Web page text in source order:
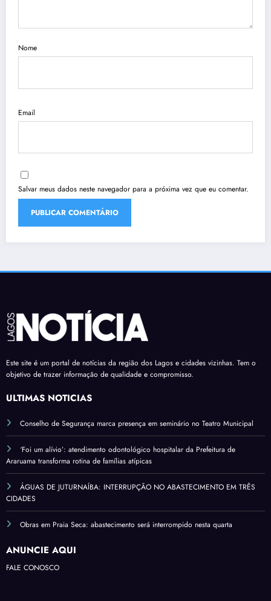
Nome
Email
Salvar meus dados neste navegador para a próxima vez que eu comentar.
Este site é um portal de notícias da região dos Lagos e cidades vizinhas. Tem o
objetivo de trazer informação de qualidade e compromisso.
ÚLTIMAS NOTÍCIAS
Conselho de Segurança marca presença em seminário no Teatro Municipal
‘Foi um alívio’: atendimento odontológico hospitalar da Prefeitura de
Araruama transforma rotina de famílias atípicas
ÁGUAS DE JUTURNAÍBA: INTERRUPÇÃO NO ABASTECIMENTO EM TRÊS
CIDADES
Obras em Praia Seca: abastecimento será interrompido nesta quarta
ANUNCIE AQUI
FALE CONOSCO